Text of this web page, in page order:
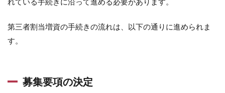
第三者割当増資の手続きの流れは、以下の通りに進められま
す。
募集要項の決定